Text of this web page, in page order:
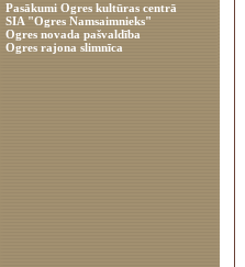
Pasākumi Ogres kultūras centrā
SIA "Ogres Namsaimnieks"
Ogres novada pašvaldība
Ogres rajona slimnīca